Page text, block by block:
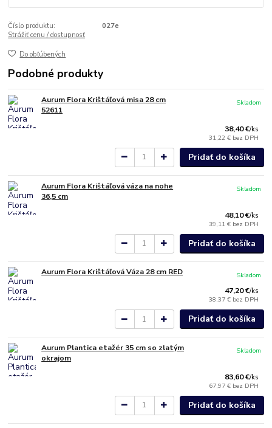
Číslo produktu:
027e
Strážiť cenu / dostupnosť
Do obľúbených
Podobné produkty
Aurum Flora Krištáľová misa 28 cm
52611
38,40 €/ks
31,22 € bez DPH
Skladom
Pridať do košíka
Aurum Flora Krištáľová váza na nohe
36,5 cm
48,10 €/ks
39,11 € bez DPH
Skladom
Pridať do košíka
Aurum Flora Krištáľová Váza 28 cm RED
47,20 €/ks
38,37 € bez DPH
Skladom
Pridať do košíka
Aurum Plantica etažér 35 cm so zlatým
okrajom
83,60 €/ks
67,97 € bez DPH
Skladom
Pridať do košíka